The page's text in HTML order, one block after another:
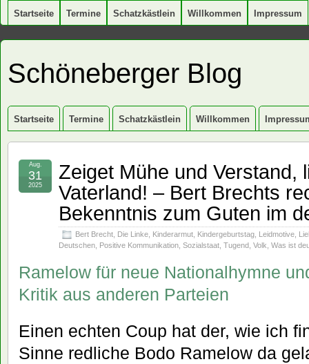
Startseite Termine Schatzkästlein Willkommen Impressum
Schöneberger Blog
Startseite Termine Schatzkästlein Willkommen
Zeiget Mühe und Verstand,
Vaterland! – Bert Brechts
Bekenntnis zum Guten im
Bert Brecht Die Linke Kinderarmut Kindergeburtstag Leidmotive
Deutschen Positive Kommunikation Sozialstaat Tugend Volk Was ist
Aug.
31
2025
Ramelow für neue Nationalhymne
Kritik aus anderen Parteien
Einen echten Coup hat der, wie ich
Sinne redliche Bodo Ramelow da